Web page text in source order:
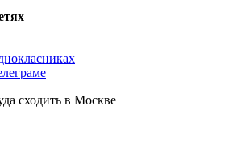
сходить в Москве